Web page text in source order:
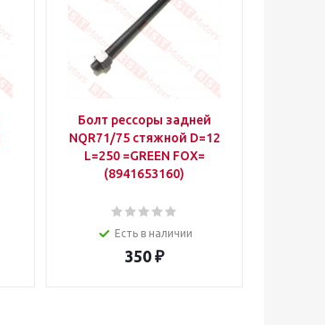
Болт рессоры задней
NQR71/75 стяжной D=12
L=250 =GREEN FOX=
(8941653160)
Есть в наличии
350 ₽